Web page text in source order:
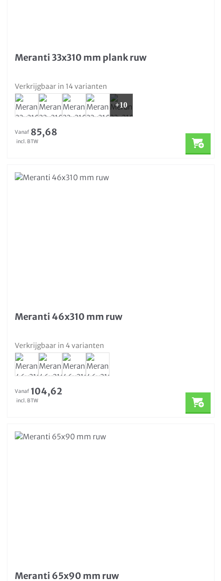
Meranti 33x310 mm plank ruw
Verkrijgbaar in 14 varianten
+10
Vanaf 85,68
incl. BTW
Meranti 46x310 mm ruw
Verkrijgbaar in 4 varianten
Vanaf 104,62
incl. BTW
Meranti 65x90 mm ruw